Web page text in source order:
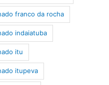
franco da rocha
indaiatuba
itu
itupeva